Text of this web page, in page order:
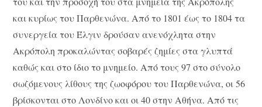
και κυρίως του Παρθενώνα. Από το 1801 έως το 1804 τα
συνεργεία του Έλγιν δρούσαν ανενόχλητα στην
Ακρόπολη προκαλώντας σοβαρές ζημίες στα γλυπτά
καθώς και στο ίδιο το μνημείο. Από τους 97 στο σύνολο
σωζόμενους λίθους της ζωοφόρου του Παρθενώνα, οι 56
βρίσκονται στο Λονδίνο και οι 40 στην Αθήνα. Από τις